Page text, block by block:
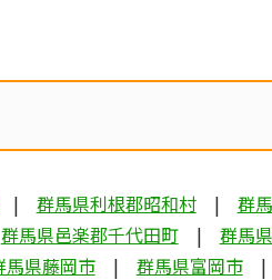
群馬県利根郡昭和村
群
群馬県邑楽郡千代田町 群馬
馬県藤岡市 群馬県富岡市